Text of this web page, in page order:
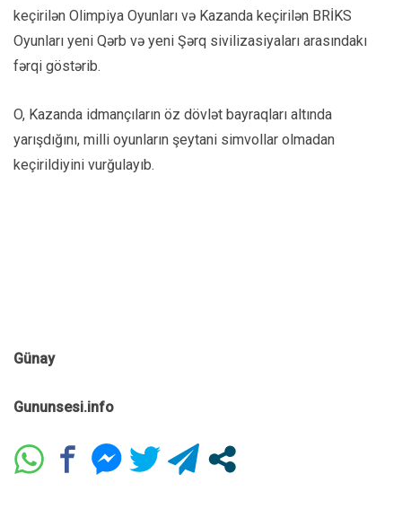
keçirilən Olimpiya Oyunları və Kazanda keçirilən BRİKS
Oyunları yeni Qərb və yeni Şərq sivilizasiyaları arasındakı
fərqi göstərib.
O, Kazanda idmançıların öz dövlət bayraqları altında
yarışdığını, milli oyunların şeytani simvollar olmadan
keçirildiyini vurğulayıb.
Günay
Gununsesi.info